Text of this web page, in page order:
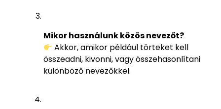
Mikor használunk közös nevezőt?
Akkor, amikor például törteket kell
összeadni, kivonni, vagy összehasonlítani
különböző nevezőkkel.